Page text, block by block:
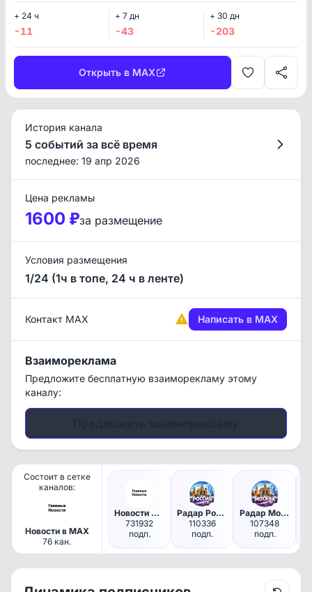
+ 24 ч
-11
+ 7 дн
-43
+ 30 дн
-203
Открыть в MAX
История канала
5 событий за всё время
последнее: 19 апр 2026
Цена рекламы
1600 ₽за размещение
Условия размещения
1/24 (1ч в топе, 24 ч в ленте)
Контакт MAX Написать в MAX
Взаимореклама
Предложите бесплатную взаиморекламу этому
каналу:
Состоит в сетке
каналов:
Новости в MAX
76 кан.
Новости Россия
731932
подп.
Радар Россия
110336
подп.
Радар Москва
107348
подп.